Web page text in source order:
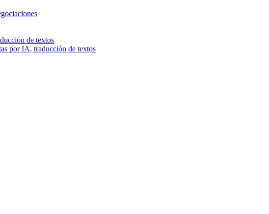
de textos
por IA, traducción de textos